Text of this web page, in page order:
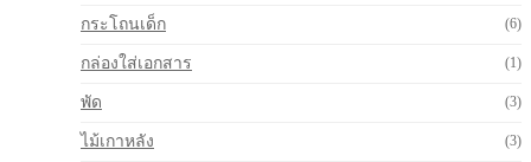
กระโถนเด็ก (6)
กล่องใส่เอกสาร (1)
พัด (3)
ไม้เกาหลัง (3)